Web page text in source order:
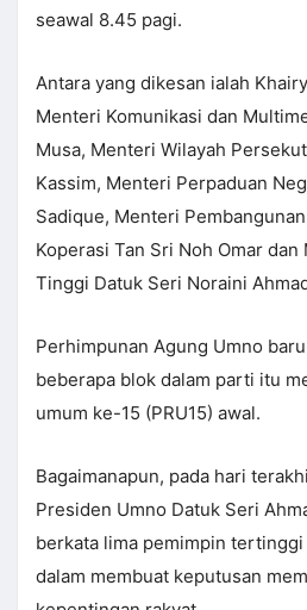
seawal 8.45 pagi.
Antara yang dikesan ialah
Menteri Komunikasi dan
Musa, Menteri Wilayah
Kassim, Menteri Perpaduan
Sadique, Menteri
Koperasi Tan Sri Noh Omar
Tinggi Datuk Seri Noraini
Perhimpunan Agung Umno
beberapa blok dalam parti itu
umum ke-15 (PRU15) awal.
Bagaimanapun, pada hari
Presiden Umno Datuk Seri
berkata lima pemimpin
dalam membuat keputusan